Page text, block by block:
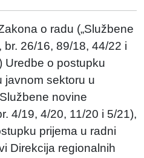
o radu („Službene
br. 26/16, 89/18, 44/22 i
Uredbe o postupku
javnom sektoru u
novine
4/19, 4/20, 11/20 i 5/21),
prijema u radni
Direkcija regionalnih